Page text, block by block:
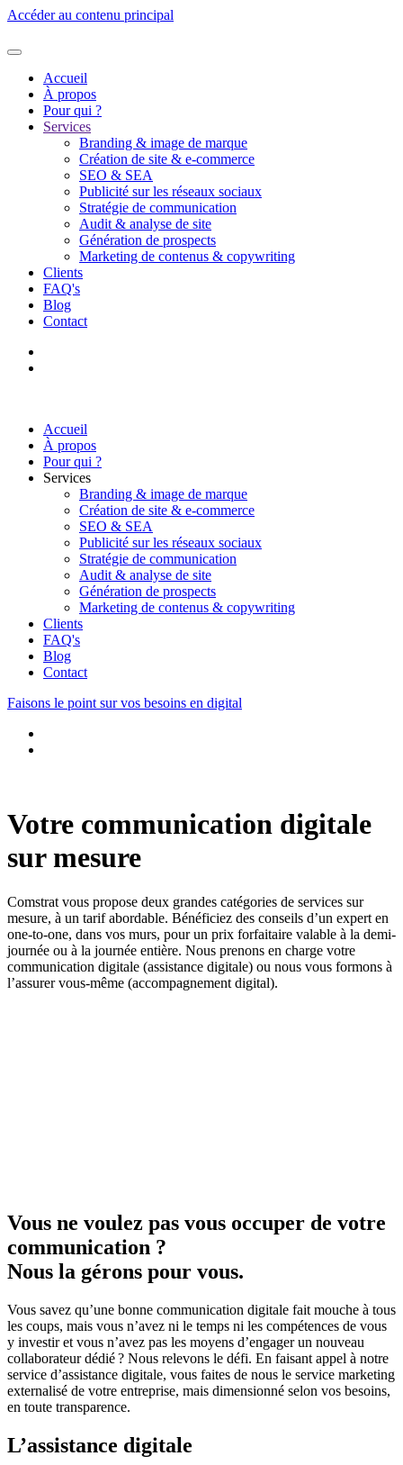
Accéder au contenu principal
Accueil
À propos
Pour qui ?
Services
Branding & image de marque
Création de site & e-commerce
SEO & SEA
Publicité sur les réseaux sociaux
Stratégie de communication
Audit & analyse de site
Génération de prospects
Marketing de contenus & copywriting
Clients
FAQ's
Blog
Contact
Accueil
À propos
Pour qui ?
Services
Branding & image de marque
Création de site & e-commerce
SEO & SEA
Publicité sur les réseaux sociaux
Stratégie de communication
Audit & analyse de site
Génération de prospects
Marketing de contenus & copywriting
Clients
FAQ's
Blog
Contact
Faisons le point sur vos besoins en digital
Votre communication digitale
sur mesure
Comstrat vous propose deux grandes catégories de services sur
mesure, à un tarif abordable. Bénéficiez des conseils d’un expert en
one-to-one, dans vos murs, pour un prix forfaitaire valable à la demi-
journée ou à la journée entière. Nous prenons en charge votre
communication digitale (assistance digitale) ou nous vous formons à
l’assurer vous-même (accompagnement digital).
Vous ne voulez pas vous occuper de votre
communication ?
Nous la gérons pour vous.
Vous savez qu’une bonne communication digitale fait mouche à tous
les coups, mais vous n’avez ni le temps ni les compétences de vous
y investir et vous n’avez pas les moyens d’engager un nouveau
collaborateur dédié ? Nous relevons le défi. En faisant appel à notre
service d’assistance digitale, vous faites de nous le service marketing
externalisé de votre entreprise, mais dimensionné selon vos besoins,
en toute transparence.
L’assistance digitale